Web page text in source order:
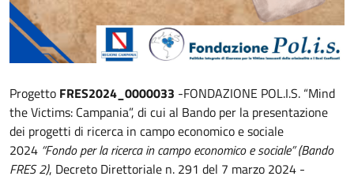
Progetto FRES2024_0000033 -FONDAZIONE POL.I.S. “Mind
the Victims: Campania”, di cui al Bando per la presentazione
dei progetti di ricerca in campo economico e sociale
2024 “Fondo per la ricerca in campo economico e sociale” (Bando
FRES 2), Decreto Direttoriale n. 291 del 7 marzo 2024 -